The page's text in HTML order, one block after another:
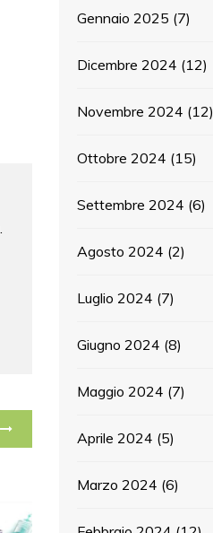
Gennaio 2025 (7)
Dicembre 2024 (12)
Novembre 2024 (12)
Ottobre 2024 (15)
Settembre 2024 (6)
Agosto 2024 (2)
Luglio 2024 (7)
Giugno 2024 (8)
Maggio 2024 (7)
Aprile 2024 (5)
Marzo 2024 (6)